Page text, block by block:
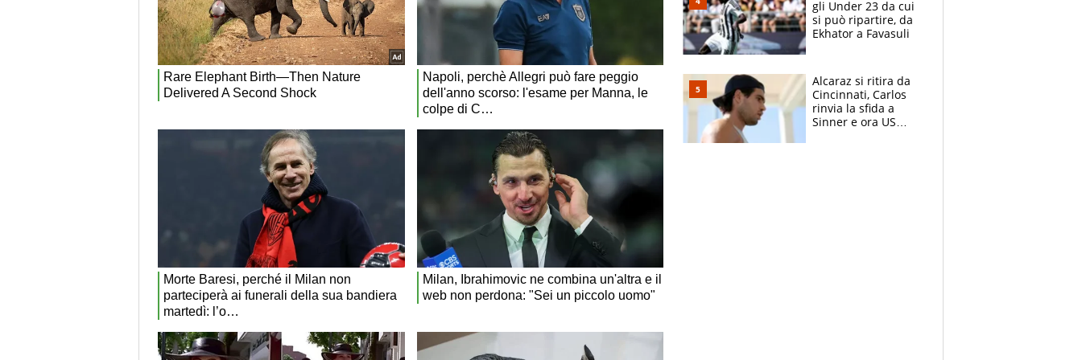
gli Under 23 da cui
si può ripartire, da
Ekhator a Favasuli
Alcaraz si ritira da
Cincinnati, Carlos
rinvia la sfida a
Sinner e ora US